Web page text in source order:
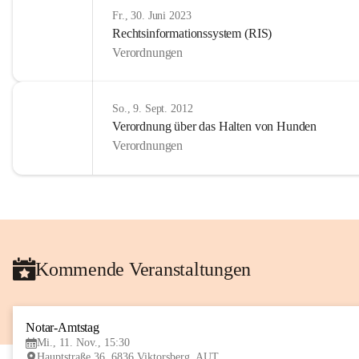
Fr., 30. Juni 2023
Rechtsinformationssystem (RIS)
Verordnungen
So., 9. Sept. 2012
Verordnung über das Halten von Hunden
Verordnungen
Kommende Veranstaltungen
Notar-Amtstag
Mi., 11. Nov., 15:30